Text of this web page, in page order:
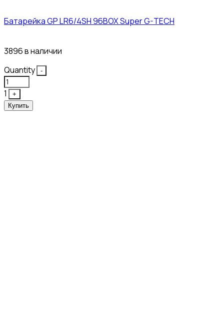
Батарейка GP LR6/4SH 96BOX Super G-TECH
3896 в наличии
Quantity
-
1
+
Купить